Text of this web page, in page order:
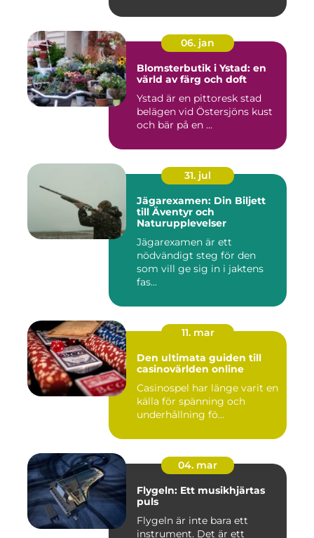
06. jan
Blomsterbutik i Ystad: en
värld av färg och doft
Ystad är en pittoresk stad
belägen vid Östersjöns kust
och bär på en ...
31. jul
Jägarexamen: Din Biljett
till Äventyr och
Naturupplevelser
Jägarexamen är ett
nödvändigt steg för den
som vill ge sig in i jaktens
fas...
11. mar
Den ultimata guiden till
casinovärlden online
Casinospel har länge varit en
källa för spänning och
underhållning fö...
04. mar
Flygeln: Ett musikhjärtas
puls
Flygeln är inte bara ett
instrument. Det är ett